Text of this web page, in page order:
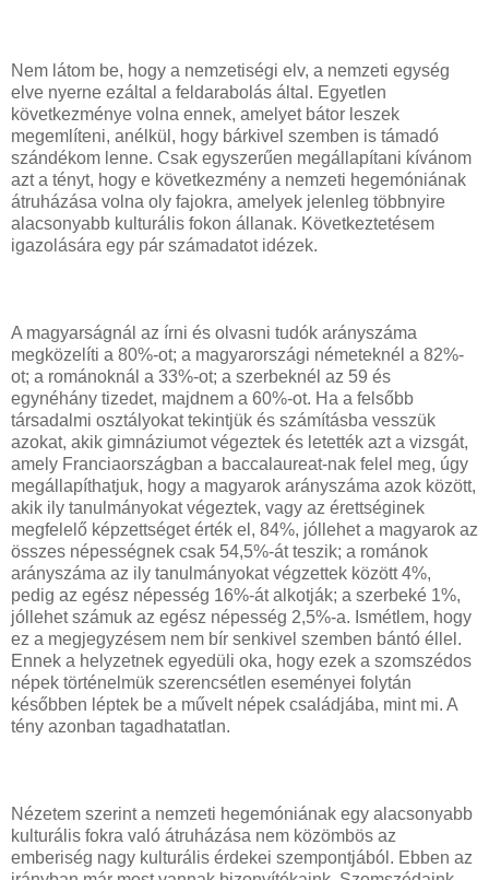
Nem látom be, hogy a nemzetiségi elv, a nemzeti egység
elve nyerne ezáltal a feldarabolás által. Egyetlen
következménye volna ennek, amelyet bátor leszek
megemlíteni, anélkül, hogy bárkivel szemben is támadó
szándékom lenne. Csak egyszerűen megállapítani kívánom
azt a tényt, hogy e következmény a nemzeti hegemóniának
átruházása volna oly fajokra, amelyek jelenleg többnyire
alacsonyabb kulturális fokon állanak. Következtetésem
igazolására egy pár számadatot idézek.
A magyarságnál az írni és olvasni tudók arányszáma
megközelíti a 80%-ot; a magyarországi németeknél a 82%-
ot; a románoknál a 33%-ot; a szerbeknél az 59 és
egynéhány tizedet, majdnem a 60%-ot. Ha a felsőbb
társadalmi osztályokat tekintjük és számításba vesszük
azokat, akik gimnáziumot végeztek és letették azt a vizsgát,
amely Franciaországban a baccalaureat-nak felel meg, úgy
megállapíthatjuk, hogy a magyarok arányszáma azok között,
akik ily tanulmányokat végeztek, vagy az érettséginek
megfelelő képzettséget érték el, 84%, jóllehet a magyarok az
összes népességnek csak 54,5%-át teszik; a románok
arányszáma az ily tanulmányokat végzettek között 4%,
pedig az egész népesség 16%-át alkotják; a szerbeké 1%,
jóllehet számuk az egész népesség 2,5%-a. Ismétlem, hogy
ez a megjegyzésem nem bír senkivel szemben bántó éllel.
Ennek a helyzetnek egyedüli oka, hogy ezek a szomszédos
népek történelmük szerencsétlen eseményei folytán
későbben léptek be a művelt népek családjába, mint mi. A
tény azonban tagadhatatlan.
Nézetem szerint a nemzeti hegemóniának egy alacsonyabb
kulturális fokra való átruházása nem közömbös az
emberiség nagy kulturális érdekei szempontjából. Ebben az